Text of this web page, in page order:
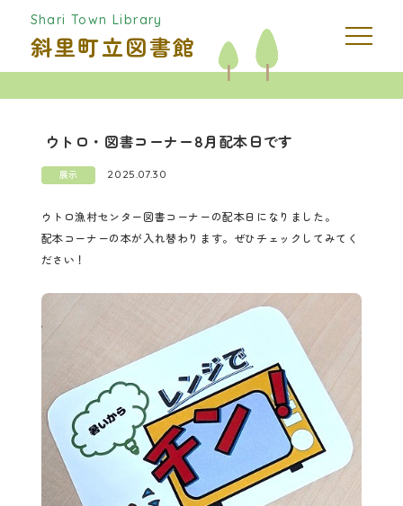
Shari Town Library
斜里町立図書館
ウトロ・図書コーナー8月配本日です
展示 2025.07.30
ウトロ漁村センター図書コーナーの配本日になりました。
配本コーナーの本が入れ替わります。ぜひチェックしてみてく
ださい！